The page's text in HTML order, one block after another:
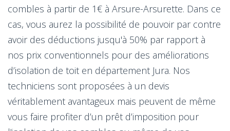
combles à partir de 1€ à Arsure-Arsurette. Dans ce
cas, vous aurez la possibilité de pouvoir par contre
avoir des déductions jusqu'à 50% par rapport à
nos prix conventionnels pour des améliorations
d’isolation de toit en département Jura. Nos
techniciens sont proposées à un devis
véritablement avantageux mais peuvent de même
vous faire profiter d’un prêt d’imposition pour